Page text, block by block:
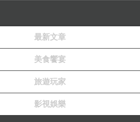
最新文章
美食饗宴
旅遊玩家
影視娛樂